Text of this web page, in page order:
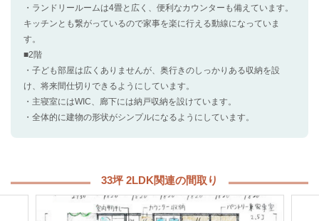
・ランドリールームは4畳と広く、便利なカウンターも備えています。
キッチンとも繋がっているので家事を楽に行える動線になっていま
す。
■2階
・子ども部屋は広くありませんが、奥行きのしっかりある収納を設
け、将来間仕切りできるようにしています。
・主寝室にはWIC、廊下には納戸収納を設けています。
・全体的に建物の形状がシンプルになるようにしています。
33坪 2LDK関連の間取り